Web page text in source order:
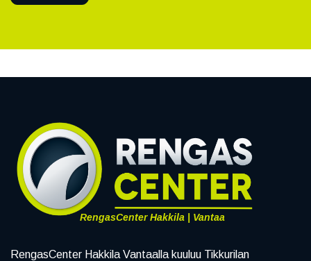
RengasCenter Hakkila | Vantaa
RengasCenter Hakkila Vantaalla kuuluu Tikkurilan